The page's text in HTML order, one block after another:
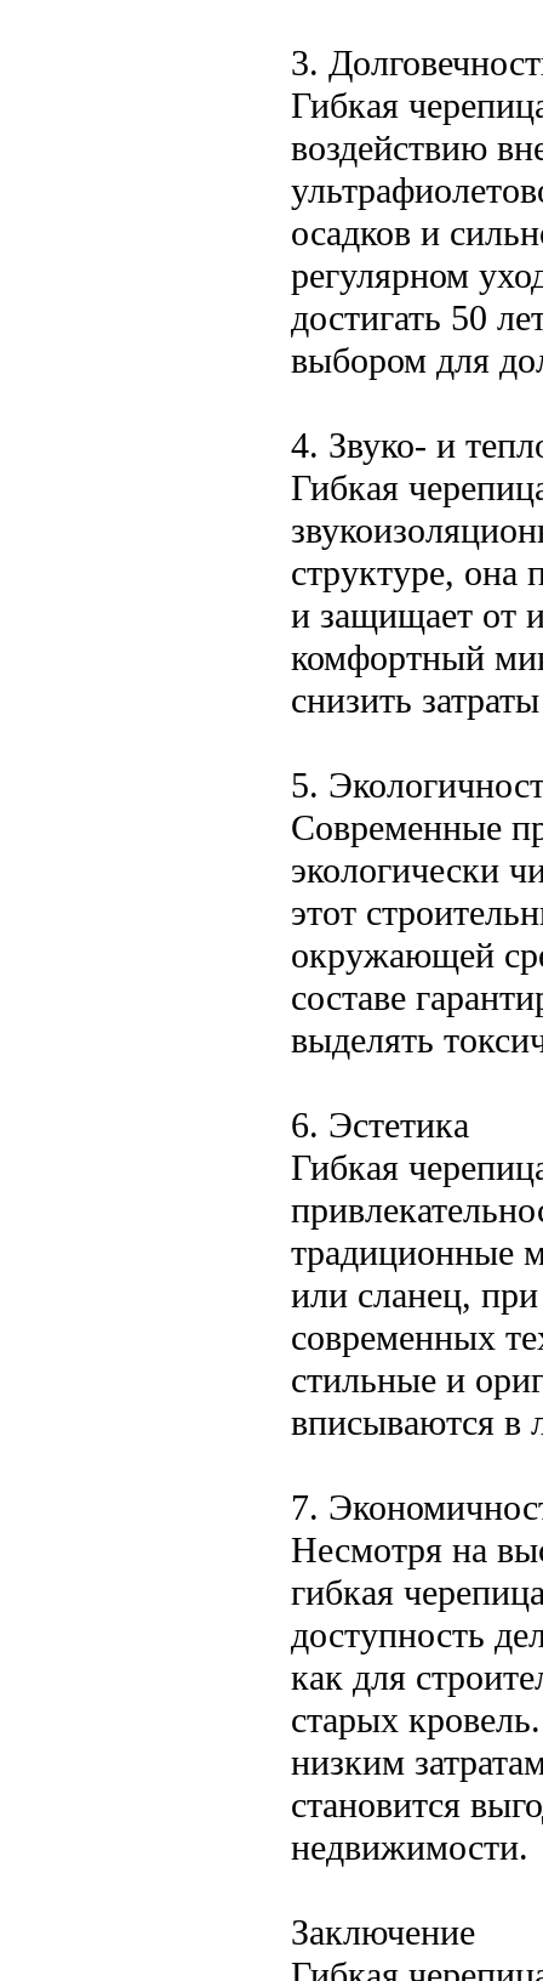
3.
Гибкая
воздействию
осадков и
регулярном
достигать 50
выбором для
4. Звуко- и
Гибкая
структуре, она
и защищает от
комфортный
снизить
5.
Современные
экологически
этот
окружающей
составе
выделять
6. Эстетика
Гибкая
традиционные
или сланец,
современных
стильные и
вписываются в
7.
Несмотря на
гибкая
доступность
как для
старых
низким
становится
недвижимости.
Заключение